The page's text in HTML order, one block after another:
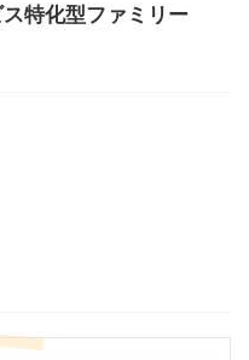
特化型ファミリー